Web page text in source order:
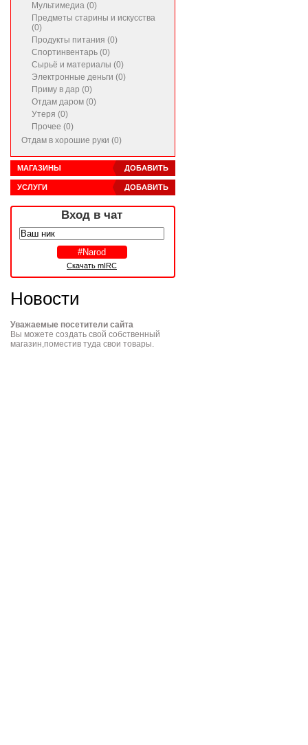
Мультимедиа (0)
Предметы старины и искусства
(0)
Продукты питания (0)
Спортинвентарь (0)
Сырьё и материалы (0)
Электронные деньги (0)
Приму в дар (0)
Отдам даром (0)
Утеря (0)
Прочее (0)
Отдам в хорошие руки (0)
ДОБАВИТЬ
МАГАЗИНЫ
ДОБАВИТЬ
УСЛУГИ
Вход в чат
Скачать mIRC
Новости
Уважаемые посетители сайта
Вы можете создать свой собственный
магазин,поместив туда свои товары.